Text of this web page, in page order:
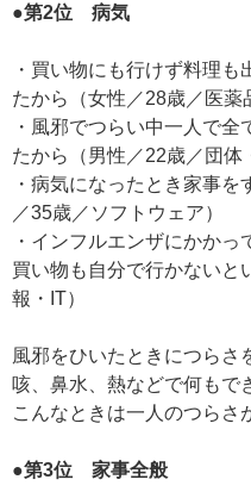
●第2位 病気
・買い物にも行けず料理
たから（女性／28歳／医薬
・風邪でつらい中一人で
たから（男性／22歳／団体
・病気になったとき家事
／35歳／ソフトウェア）
・インフルエンザにかか
買い物も自分で行かないと
報・IT）
風邪をひいたときにつらさ
咳、鼻水、熱などで何もで
こんなときは一人のつらさ
●第3位 家事全般